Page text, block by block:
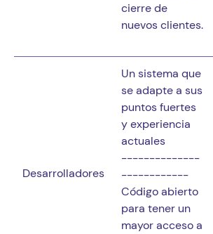
cierre de
nuevos clientes.
Desarrolladores
Un sistema que
se adapte a sus
puntos fuertes
y experiencia
actuales
--------------
------------
Código abierto
para tener un
mayor acceso a